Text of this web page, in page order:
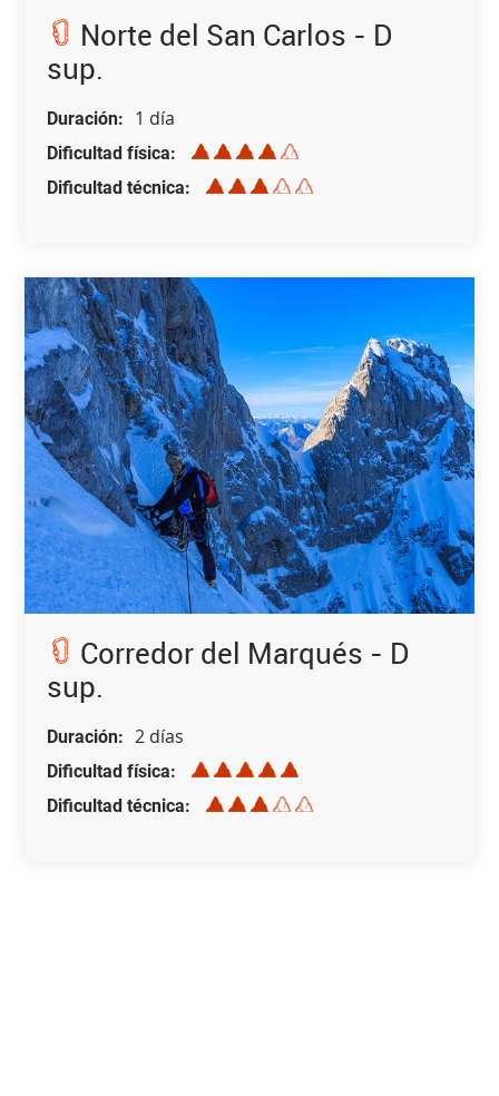
Norte del San Carlos - D
sup.
Duración 1 día
Dificultad física
Dificultad técnica
Corredor del Marqués - D
sup.
Duración 2 días
Dificultad física
Dificultad técnica